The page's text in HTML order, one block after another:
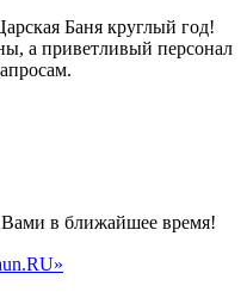
Баня круглый год!
а приветливый персонал
Вами в ближайшее время!